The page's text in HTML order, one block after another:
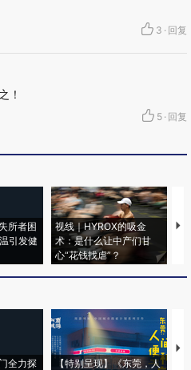
3 · 回复
！
5 · 回复
所者困
引发健
视线｜HYROX的吸金
术：是什么让中产们甘
心“花钱找虐”？
马
全力探
【特别呈现】《东莞，人
【